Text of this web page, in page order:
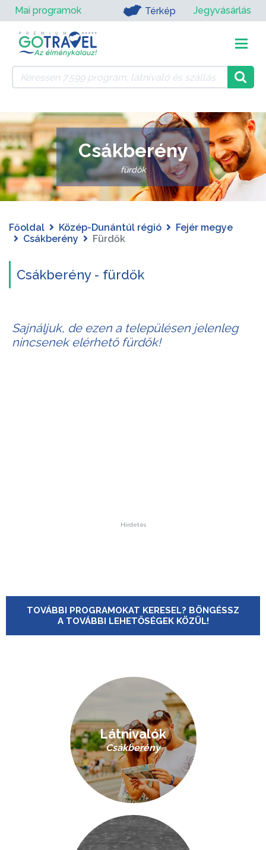
Mai programok Térkép Jegyvásárlás
Csákberény
fürdők
Főoldal Közép-Dunántúl régió
Fejér megye
Csákberény
Fürdők
Csákberény - fürdők
Sajnáljuk, de ezen a településen jelenleg
nincsenek elérhető fürdők!
Hirdetés
TOVÁBBI PROGRAMOKAT KERESEL? BÖNGÉSSZ
A TOVÁBBI LEHETŐSÉGEK KÖZÜL!
Látnivalók
Csákberény